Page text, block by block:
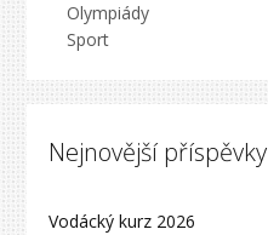
Olympiády
Sport
Nejnovější příspěvky
Vodácký kurz 2026